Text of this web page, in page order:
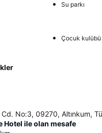
Su parkı
Çocuk kulübü
Cd. No:3, 09270, Altınkum,
Hotel ile olan mesafe